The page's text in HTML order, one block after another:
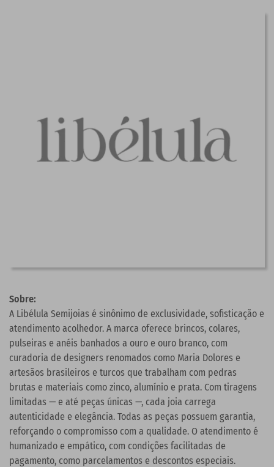
Sobre:
A Libélula Semijoias é sinônimo de exclusividade, sofisticação e
atendimento acolhedor. A marca oferece brincos, colares,
pulseiras e anéis banhados a ouro e ouro branco, com
curadoria de designers renomados como Maria Dolores e
artesãos brasileiros e turcos que trabalham com pedras
brutas e materiais como zinco, alumínio e prata. Com tiragens
limitadas — e até peças únicas —, cada joia carrega
autenticidade e elegância. Todas as peças possuem garantia,
reforçando o compromisso com a qualidade. O atendimento é
humanizado e empático, com condições facilitadas de
pagamento, como parcelamentos e descontos especiais.